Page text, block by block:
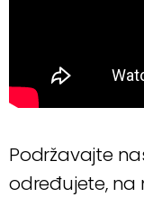
Podržavajte
određujete, na